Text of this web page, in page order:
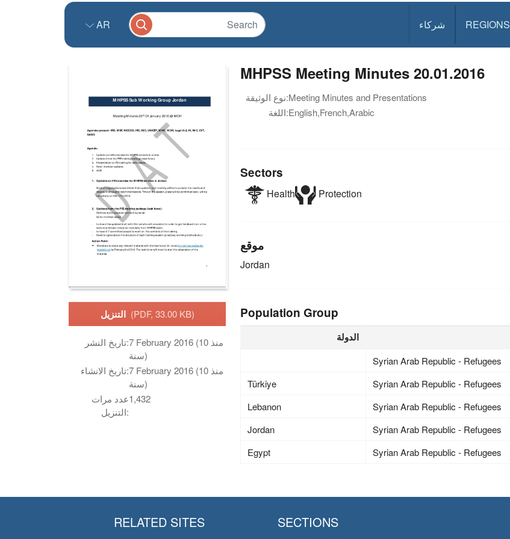
REGIONS شركاء AR
التنزيل (PDF, 33.00 KB)
تاريخ النشر:7 February 2016 (منذ 10
سنة)
تاريخ الانشاء:7 February 2016 (منذ 10
سنة)
عدد مرات
التنزيل:
1,432
MHPSS Meeting Minutes 20.01.2016
نوع الوثيقة:Meeting Minutes and Presentations
اللغة:English,French,Arabic
Sectors
Health Protection
موقع
Jordan
Population Group
الدولة
Syrian Arab Republic - Refugees
Türkiye
Syrian Arab Republic - Refugees
Lebanon
Syrian Arab Republic - Refugees
Jordan
Syrian Arab Republic - Refugees
Egypt
Syrian Arab Republic - Refugees
SECTIONS
RELATED SITES